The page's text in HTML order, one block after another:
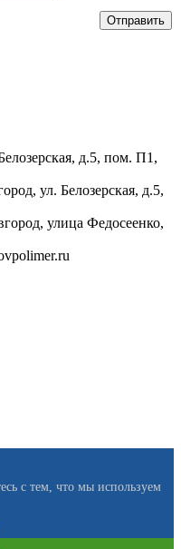
Отправить
д.5, пом. П1,
ул. Белозерская, д.5,
улица Федосеенко,
с тем, что мы используем